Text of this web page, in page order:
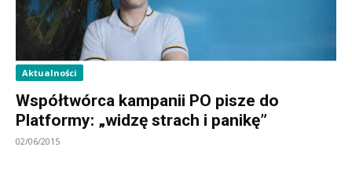
Aktualności
Współtwórca kampanii PO pisze do
Platformy: „widzę strach i panikę”
02/06/2015